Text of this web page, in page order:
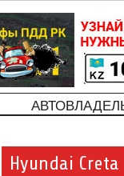
Hyundai Creta